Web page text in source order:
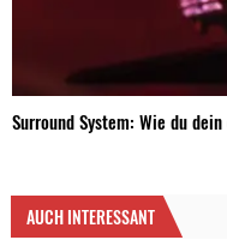
Surround System: Wie du
AUCH INTERESSANT